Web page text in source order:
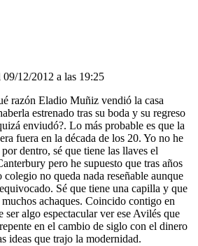
09/12/2012 a las 19:25
razón Eladio Muñiz vendió la casa
estrenado tras su boda y su regreso
enviudó?. Lo más probable es que la
fuera en la década de los 20. Yo no he
dentro, sé que tiene las llaves el
pero he supuesto que tras años
colegio no queda nada reseñable aunque
Sé que tiene una capilla y que
muchos achaques. Coincido contigo en
ser algo espectacular ver ese Avilés que
en el cambio de siglo con el dinero
ideas que trajo la modernidad.